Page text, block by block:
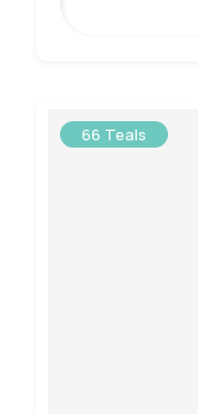
66 Teals